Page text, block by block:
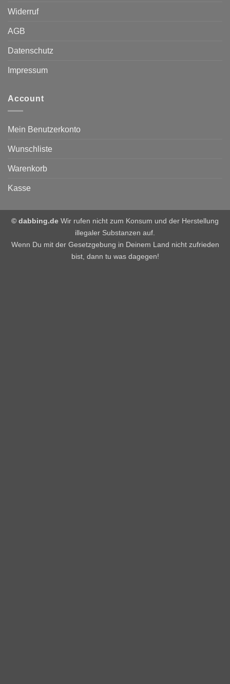
Widerruf
AGB
Datenschutz
Impressum
Account
Mein Benutzerkonto
Wunschliste
Warenkorb
Kasse
© dabbing.de Wir rufen nicht zum Konsum und der Herstellung
illegaler Substanzen auf.
Wenn Du mit der Gesetzgebung in Deinem Land nicht zufrieden
bist, dann tu was dagegen!